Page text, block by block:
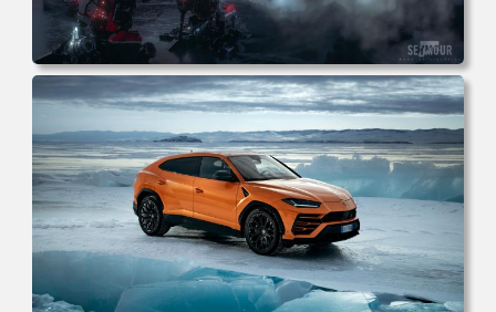
电脑壁纸 机甲 科幻 机械 战斗 游戏 电脑桌面 高清壁纸 壁纸
下载 壁纸大全